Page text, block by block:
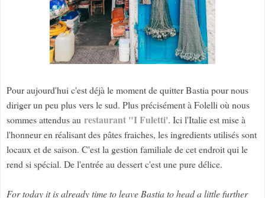
Pour aujourd'hui c'est déjà le moment de quitter Bastia pour nous
diriger un peu plus vers le sud. Plus précisément à Folelli où nous
sommes attendus au restaurant "I Fuletti'. Ici l'Italie est mise à
l'honneur en réalisant des pâtes fraiches, les ingredients utilisés sont
locaux et de saison. C'est la gestion familiale de cet endroit qui le
rend si spécial. De l'entrée au dessert c'est une pure délice.
For today it is already time to leave Bastia to head a little further